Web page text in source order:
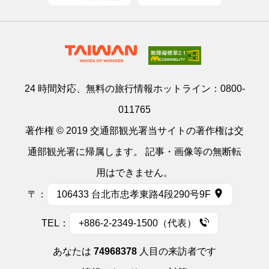
24 時間対応、無料の旅行情報ホットライン： 0800-
011765
著作権 © 2019 交通部観光署当サイトの著作権は交
通部観光署に帰属します。 記事・画像等の無断転
用はできません。
〒： 106433 台北市忠孝東路4段290号9F
TEL： +886-2-2349-1500（代表）
あなたは 74968378 人目の来訪者です